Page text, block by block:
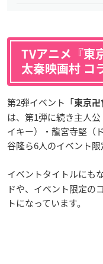
TVアニメ『東
太秦映画村 コ
第2弾イベント「東京卍
は、第1弾に続き主人
イキー）・龍宮寺堅（
谷隆ら6人のイベント
イベントタイトルにも
ドや、イベント限定の
トになっています。